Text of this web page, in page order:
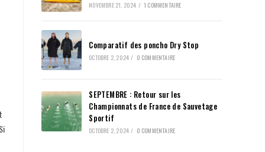
NOVEMBRE 21, 2024 / 1 COMMENTAIRE
Comparatif des poncho Dry Stop
OCTOBRE 2, 2024 / 0 COMMENTAIRE
SEPTEMBRE : Retour sur les
Championnats de France de Sauvetage
Sportif
OCTOBRE 2, 2024 / 0 COMMENTAIRE